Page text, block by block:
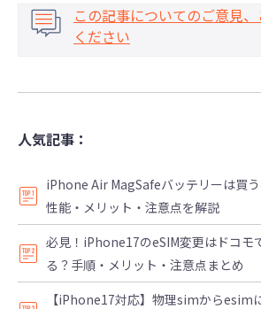
この記事についてのご意見
ください
人気記事：
iPhone Air MagSafeバッテリーは買う
性能・メリット・注意点を解説
必見！iPhone17のeSIM変更はドコモ
る？手順・メリット・注意点まとめ
【iPhone17対応】物理simからesim